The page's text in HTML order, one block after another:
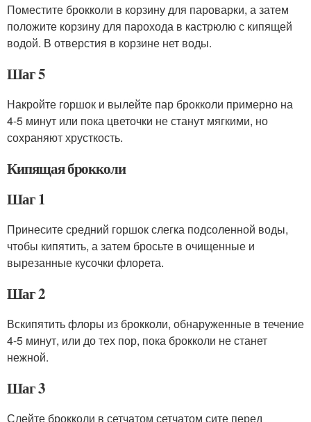
Поместите брокколи в корзину для пароварки, а затем
положите корзину для парохода в кастрюлю с кипящей
водой. В отверстия в корзине нет воды.
Шаг 5
Накройте горшок и вылейте пар брокколи примерно на
4-5 минут или пока цветочки не станут мягкими, но
сохраняют хрусткость.
Кипящая брокколи
Шаг 1
Принесите средний горшок слегка подсоленной воды,
чтобы кипятить, а затем бросьте в очищенные и
вырезанные кусочки флорета.
Шаг 2
Вскипятить флоры из брокколи, обнаруженные в течение
4-5 минут, или до тех пор, пока брокколи не станет
нежной.
Шаг 3
Слейте брокколи в сетчатом сетчатом сите перед